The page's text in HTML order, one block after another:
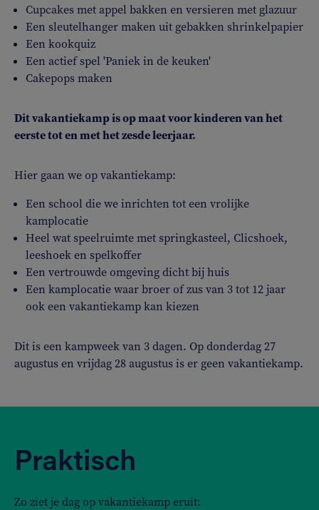
Cupcakes met appel bakken en versieren met glazuur
Een sleutelhanger maken uit gebakken shrinkelpapier
Een kookquiz
Een actief spel 'Paniek in de keuken'
Cakepops maken
Dit vakantiekamp is op maat voor kinderen van het
eerste tot en met het zesde leerjaar.
Hier gaan we op vakantiekamp:
Een school die we inrichten tot een vrolijke
kamplocatie
Heel wat speelruimte met springkasteel, Clicshoek,
leeshoek en spelkoffer
Een vertrouwde omgeving dicht bij huis
Een kamplocatie waar broer of zus van 3 tot 12 jaar
ook een vakantiekamp kan kiezen
Dit is een kampweek van 3 dagen. Op donderdag 27
augustus en vrijdag 28 augustus is er geen vakantiekamp.
Praktisch
Zo ziet je dag op vakantiekamp eruit: